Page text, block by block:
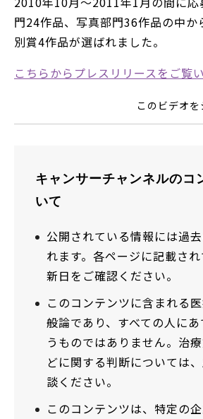
門24作品、写真部門36作品の中か
別賞4作品が選ばれました。
こちらからプレスリリースをご覧
このビデオを
キャンサーチャンネルのコ
いて
公開されている情報には過
れます。各ページに記載さ
新日をご確認ください。
このコンテンツに含まれる
般論であり、すべての人に
うものではありません。治
どに関する判断については
談ください。
このコンテンツは、特定の